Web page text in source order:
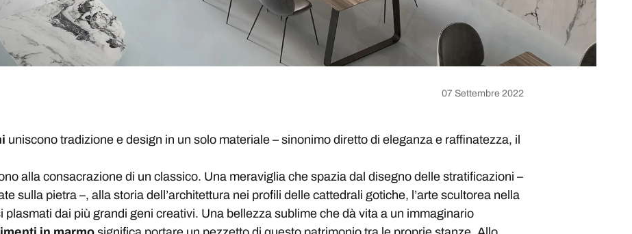
07 Settembre 2022
uniscono tradizione e design in un solo materiale – sinonimo diretto di eleganza e raffinatezza, il
alla consacrazione di un classico. Una meraviglia che spazia dal disegno delle stratificazioni –
sulla pietra –, alla storia dell’architettura nei profili delle cattedrali gotiche, l’arte scultorea nella
plasmati dai più grandi geni creativi. Una bellezza sublime che dà vita a un immaginario